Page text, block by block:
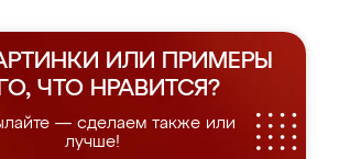
ИЛИ ПРИМЕРЫ
ЧТО НРАВИТСЯ?
— сделаем также или
лучше!